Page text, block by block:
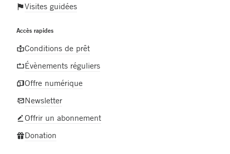
Visites guidées
Accès rapides
Conditions de prêt
Évènements réguliers
Offre numérique
Newsletter
Offrir un abonnement
Donation